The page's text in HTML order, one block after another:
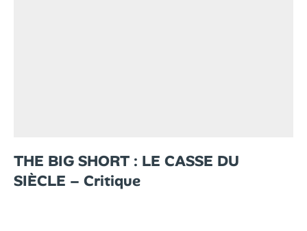
THE BIG SHORT : LE CASSE DU
SIÈCLE – Critique